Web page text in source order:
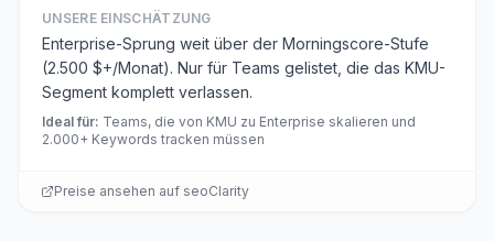
UNSERE EINSCHÄTZUNG
Enterprise-Sprung weit über der Morningscore-Stufe
(2.500 $+/Monat). Nur für Teams gelistet, die das KMU-
Segment komplett verlassen.
Ideal für: Teams, die von KMU zu Enterprise skalieren und
2.000+ Keywords tracken müssen
Preise ansehen auf seoClarity